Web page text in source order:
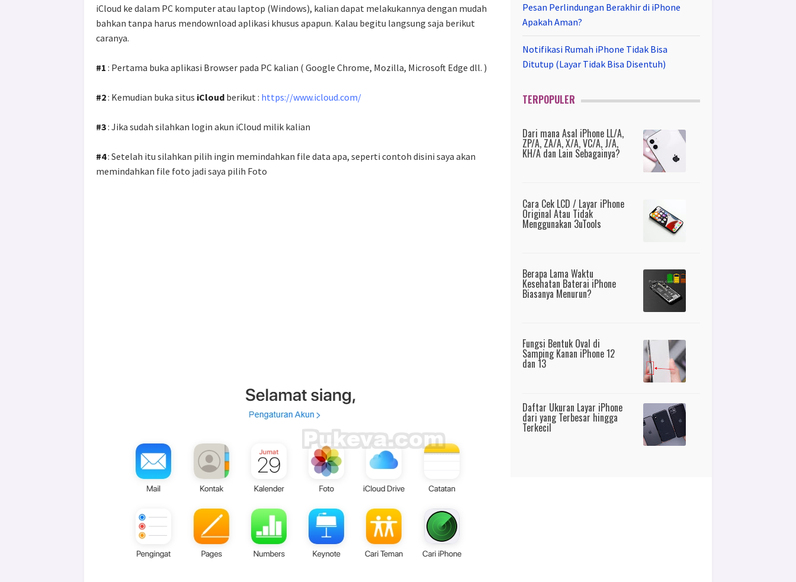
iCloud ke dalam PC komputer atau laptop (Windows), kalian dapat melakukannya dengan mudah
bahkan tanpa harus mendownload aplikasi khusus apapun. Kalau begitu langsung saja berikut
caranya.
#1 : Pertama buka aplikasi Browser pada PC kalian ( Google Chrome, Mozilla, Microsoft Edge dll. )
#2: Kemudian buka situs iCloud berikut : https://www.icloud.com/
#3: Jika sudah silahkan login akun iCloud milik kalian
#4: Setelah itu silahkan pilih ingin memindahkan file data apa, seperti contoh disini saya akan
memindahkan file foto jadi saya pilih Foto
Pesan Perlindungan Berakhir di iPhone
Apakah Aman?
Notifikasi Rumah iPhone Tidak Bisa
Ditutup (Layar Tidak Bisa Disentuh)
TERPOPULER
Dari mana Asal iPhone LL/A,
ZP/A, ZA/A, X/A, VC/A, J/A,
KH/A dan Lain Sebagainya?
Cara Cek LCD / Layar iPhone
Original Atau Tidak
Menggunakan 3uTools
Berapa Lama Waktu
Kesehatan Baterai iPhone
Biasanya Menurun?
Fungsi Bentuk Oval di
Samping Kanan iPhone 12
dan 13
Daftar Ukuran Layar iPhone
dari yang Terbesar hingga
Terkecil